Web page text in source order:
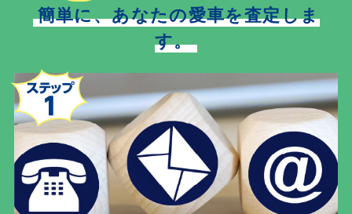
簡単に、あなたの愛車を査定しま
す。